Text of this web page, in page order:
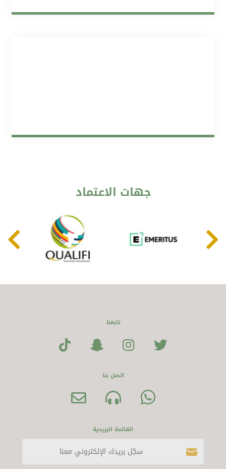
جهات الاعتماد
تابعنا
اتصل بنا
القائمة البريدية